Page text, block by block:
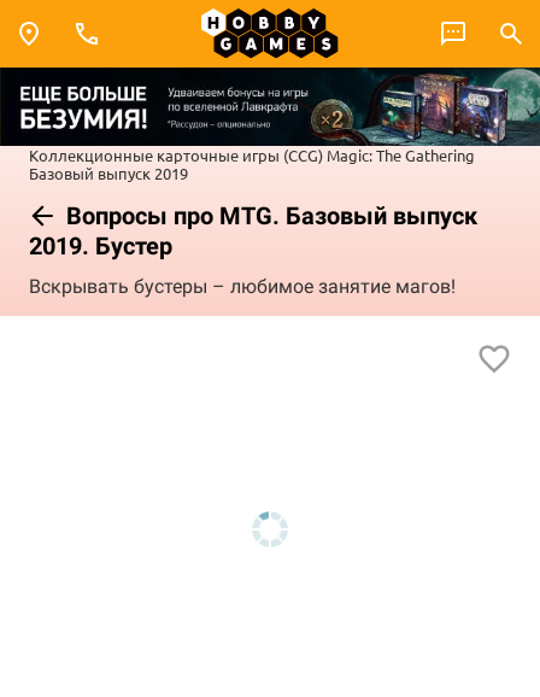
Коллекционные карточные игры (CCG) Magic: The Gathering
Базовый выпуск 2019
Вопросы про MTG. Базовый выпуск
2019. Бустер
Вскрывать бустеры – любимое занятие магов!